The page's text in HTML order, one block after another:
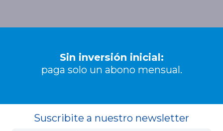
Sin inversión inicial:
paga solo un abono mensual.
Suscribite a nuestro newsletter